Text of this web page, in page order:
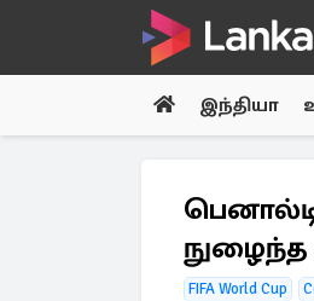
இந்தியா
நுழைந்த
FIFA World Cup